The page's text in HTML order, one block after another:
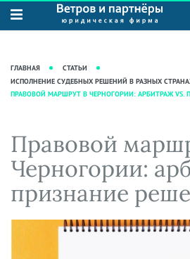
О нас
Рекомендации
фирмы
Кейсы
Вакансии
Юридические услуги
Интеллектуальная собственность
Сопровождение бизнеса
Ведение уголовных дел
Защита активов
Ведение дел о банкротстве
База знаний
практики"
Статьи
Аудиоподкасты
Видеоподкасты
Справочная
Вопросы-ответы
Вебинары и семинары
ГЛАВНАЯ
СТАТЬИ
ИСПОЛНЕНИЕ СУДЕБНЫХ РЕШЕНИЙ В РАЗНЫХ
ПРАВОВОЙ МАРШРУТ В ЧЕРНОГОРИИ: АРБИТРАЖ VS.
Правовой
Черногории:
признание